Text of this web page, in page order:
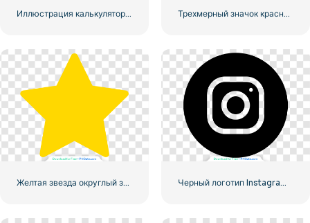
Иллюстрация калькулятора с цифрами 0-1-2-3 Трехмерный значок красного сердца с тенью